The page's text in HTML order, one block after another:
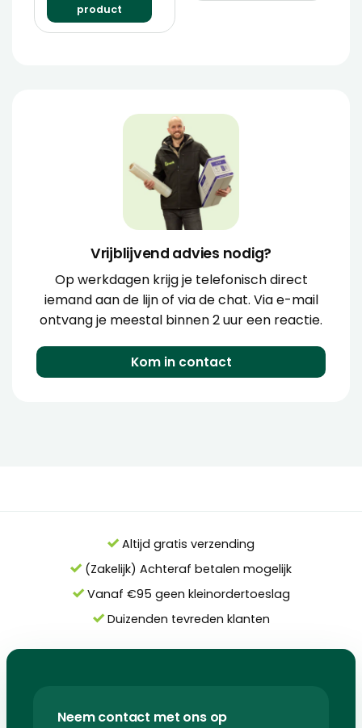
product
Vrijblijvend advies nodig?
Op werkdagen krijg je telefonisch direct
iemand aan de lijn of via de chat. Via e-mail
ontvang je meestal binnen 2 uur een reactie.
Kom in contact
Altijd gratis verzending
(Zakelijk) Achteraf betalen mogelijk
Vanaf €95 geen kleinordertoeslag
Duizenden tevreden klanten
Neem contact met ons op